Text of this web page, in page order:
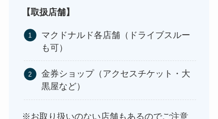
ストレッチポールはどこで買える？取扱店は100均
やニトリ？
【取扱店舗】
マクドナルド各店舗（ドライブスルー
も可）
金券ショップ（アクセスチケット・大
黒屋など）
※お取り扱いのない店舗もあるのでご注意